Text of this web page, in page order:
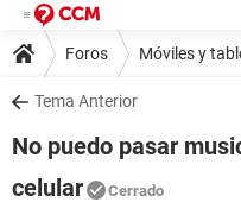
Foros Móviles y
Tema Anterior
No puedo pasar
celular
Cerrado